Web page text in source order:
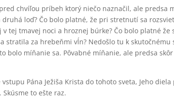
chvíľou príbeh ktorý niečo naznačil, ale predsa
loď? Čo bolo platné, že pri stretnutí sa
v tej tmavej noci a hroznej búrke? Čo bolo platné
stratila za hrebeňmi vĺn? Nedošlo tu k
bolo míňanie sa. Pôvabné míňanie, ale predsa
vstupu Pána Ježiša Krista do tohoto sveta, Jeho
to ešte raz.